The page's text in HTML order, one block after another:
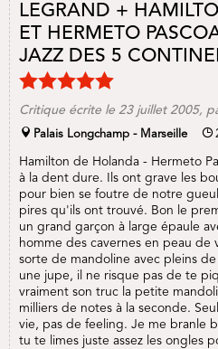
LEGRAND +
ET HERMETO
JAZZ DES 5
Critique écrite le 23 juillet 2005,
Palais Longchamp - Marseille
Hamilton de Holanda - Hermeto
à la dent dure. Ils ont grave les
pour bien se foutre de notre
pires qu'ils ont trouvé. Bon le
un grand garçon à large épaule
homme des cavernes en peau de
sorte de mandoline avec pleins
une jupe, il ne risque pas de te
vraiment son truc la petite
milliers de notes à la seconde.
vie, pas de feeling. Je me branle
tu te limes juste assez les ongles